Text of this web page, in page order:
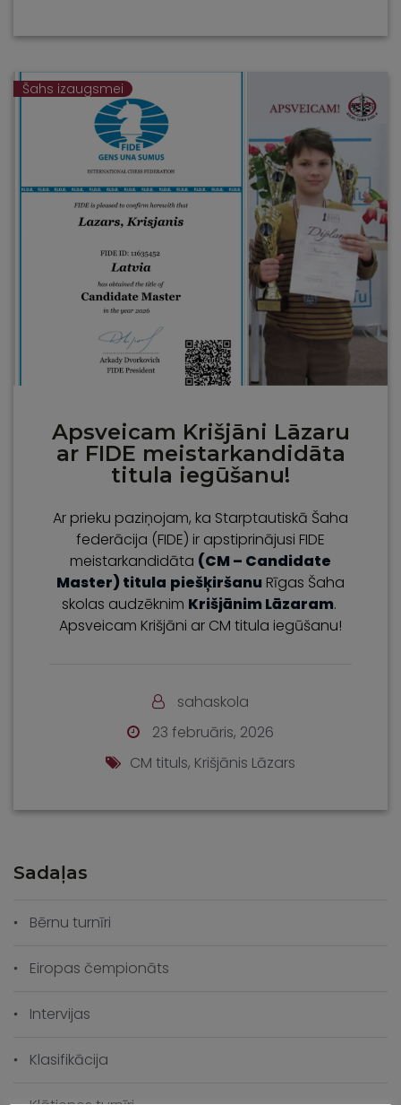
Šahs izaugsmei
Apsveicam Krišjāni Lāzaru
ar FIDE meistarkandidāta
titula iegūšanu!
Ar prieku paziņojam, ka Starptautiskā Šaha
federācija (FIDE) ir apstiprinājusi FIDE
meistarkandidāta (CM – Candidate
Master) titula piešķiršanu Rīgas Šaha
skolas audzēknim Krišjānim Lāzaram.
Apsveicam Krišjāni ar CM titula iegūšanu!
sahaskola
23 februāris, 2026
CM tituls, Krišjānis Lāzars
Sadaļas
Bērnu turnīri
Eiropas čempionāts
Intervijas
Klasifikācija